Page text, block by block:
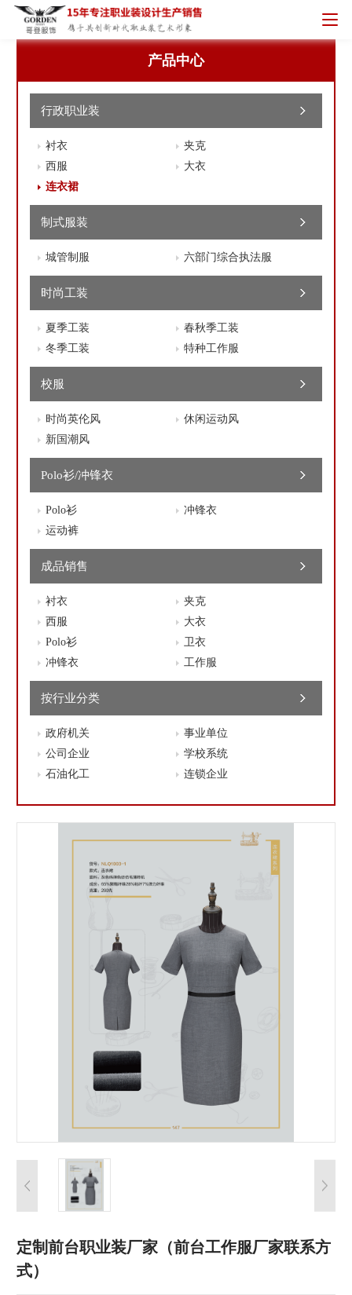
产品中心
行政职业装
衬衣
夹克
西服
大衣
连衣裙
制式服装
城管制服 六部门综合执法服
时尚工装
夏季工装
春秋季工装
冬季工装
特种工作服
校服
时尚英伦风
休闲运动风
新国潮风
Polo衫/冲锋衣
Polo衫
冲锋衣
运动裤
成品销售
衬衣
夹克
西服
大衣
Polo衫
卫衣
冲锋衣
工作服
按行业分类
政府机关
事业单位
公司企业
学校系统
石油化工
连锁企业
定制前台职业装厂家（前台工作服厂家联系方
式）